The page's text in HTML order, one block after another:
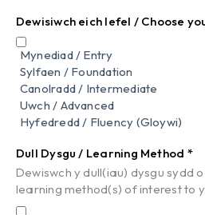
Dewisiwch eich lefel / Choose
Mynediad / Entry
Sylfaen / Foundation
Canolradd / Intermediate
Uwch / Advanced
Hyfedredd / Fluency (Gloywi)
Dull Dysgu / Learning Method *
Dewiswch y dull(iau) dysgu sydd
learning method(s) of interest to